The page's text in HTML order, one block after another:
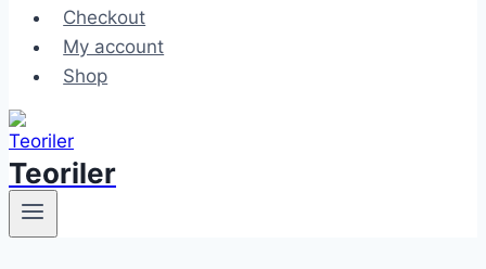
Checkout
My account
Shop
Teoriler